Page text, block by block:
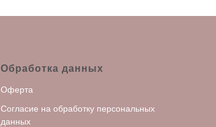
Обработка данных
Оферта
Согласие на обработку персональных
данных